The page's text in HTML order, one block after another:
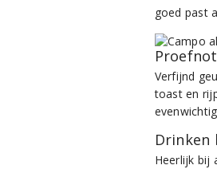
goed past
Verfijnd
toast en
Drinken
Heerlijk bij